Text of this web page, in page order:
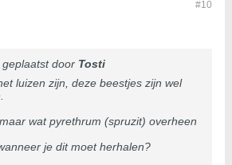
#10
door Tosti
luizen zijn, deze beestjes zijn wel
wat pyrethrum (spruzit) overheen
je dit moet herhalen?